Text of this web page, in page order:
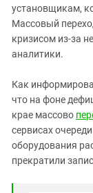
СКФО
Ставропольский
Чечня
Южный Кавказ
ЮФО
установщикам,
Массовый
кризисом из-за
аналитики.
Как
что на фоне
крае массово
сервисах
оборудования
прекратили